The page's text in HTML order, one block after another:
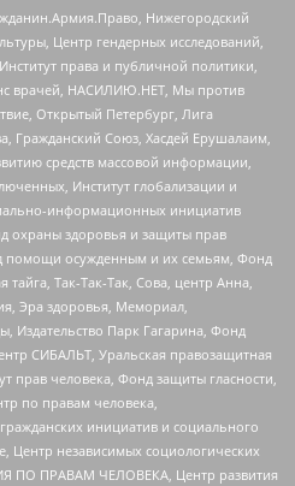
Нижегородский
Центр гендерных исследований,
права и публичной политики,
врачей, НАСИЛИЮ.НЕТ, Мы против
Открытый Петербург, Лига
Гражданский Союз, Хасдей Ерушалаим,
средств массовой информации,
Институт глобализации и
информационных инициатив
охраны здоровья и защиты прав
помощи осужденным и их семьям, Фонд
Так-Так-Так, Сова, центр Анна,
Эра здоровья, Мемориал,
Издательство Парк Гагарина, Фонд
СИБАЛЬТ, Уральская правозащитная
прав человека, Фонд защиты гласности,
по правам человека,
инициатив и социального
Центр независимых социологических
ПО ПРАВАМ ЧЕЛОВЕКА, Центр развития